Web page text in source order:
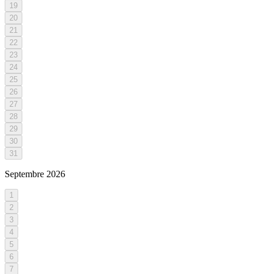
19
20
21
22
23
24
25
26
27
28
29
30
31
Septembre 2026
1
2
3
4
5
6
7